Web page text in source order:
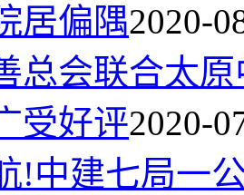
居偏隅2020-
总会联合太
受好评2020-
!中建七局一